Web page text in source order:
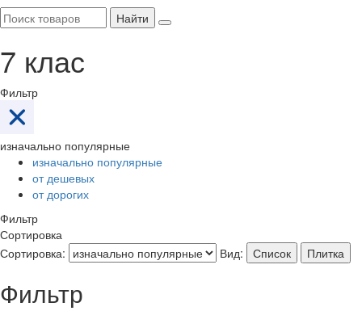
Найти
7 клас
Фильтр
изначально популярные
изначально популярные
от дешевых
от дорогих
Фильтр
Сортировка
Сортировка:
Вид: Список Плитка
Фильтр